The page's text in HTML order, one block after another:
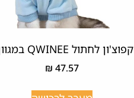
קפוצ'ון לחתול QWINEE במגוון...
₪ 47.57